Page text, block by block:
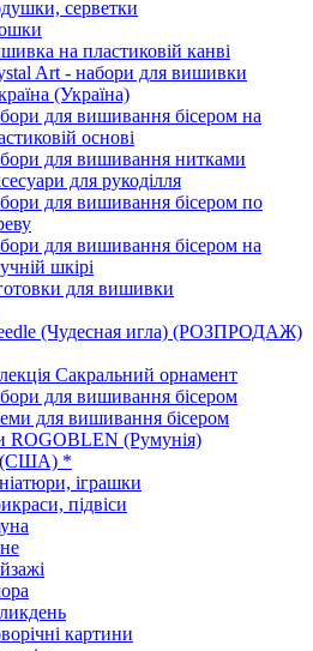
серветки
на пластиковій канві
Art - набори для вишивки
(Україна)
для вишивання бісером на
основі
для вишивання нитками
для рукоділля
для вишивання бісером по
для вишивання бісером на
шкірі
для вишивки
(Чудесная игла) (РОЗПРОДАЖ)
Сакральний орнамент
для вишивання бісером
для вишивання бісером
ROGOBLEN (Румунія)
(США) *
іграшки
підвіси
картини